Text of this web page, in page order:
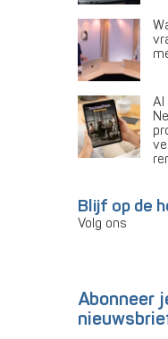
AI
Blijf op de
Volg ons
Abonneer